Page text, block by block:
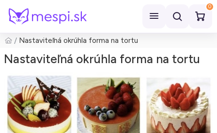
0
Hľadať
Nastaviteľná okrúhla forma na tortu
Nastaviteľná okrúhla forma na tortu